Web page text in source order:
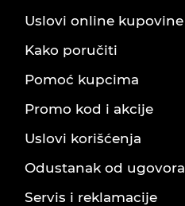
Uslovi online kupovine
Kako poručiti
Pomoć kupcima
Promo kod i akcije
Uslovi korišćenja
Odustanak od ugovora
Servis i reklamacije